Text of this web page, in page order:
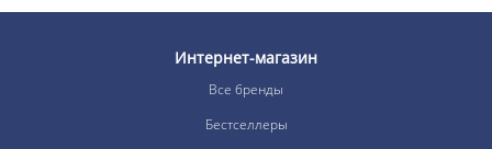
Интернет-магазин
Все бренды
Бестселлеры